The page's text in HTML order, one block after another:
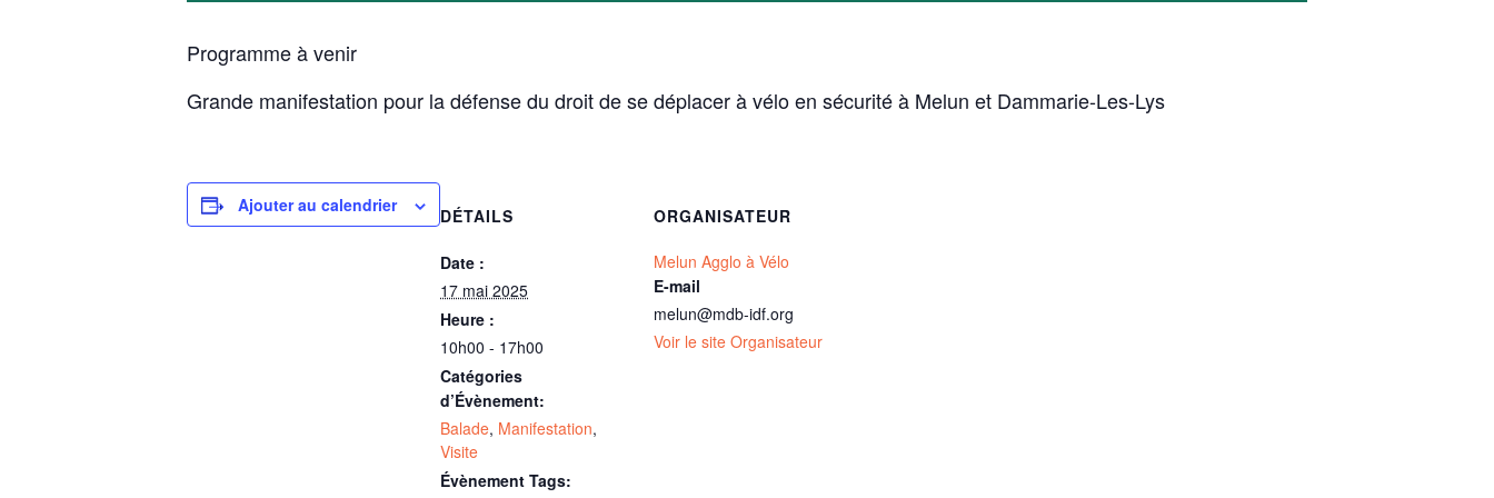
Programme à venir
Grande manifestation pour la défense du droit de se déplacer à vélo en sécurité à Melun et Dammarie-Les-Lys
Ajouter au calendrier DÉTAILS
Date :
17 mai 2025
Heure :
10h00 - 17h00
Catégories
d’Évènement:
Balade, Manifestation,
Visite
Évènement Tags:
ORGANISATEUR
Melun Agglo à Vélo
E-mail
melun@mdb-idf.org
Voir le site Organisateur